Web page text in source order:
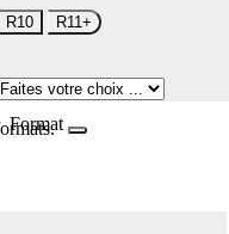
R10 R11+
Format